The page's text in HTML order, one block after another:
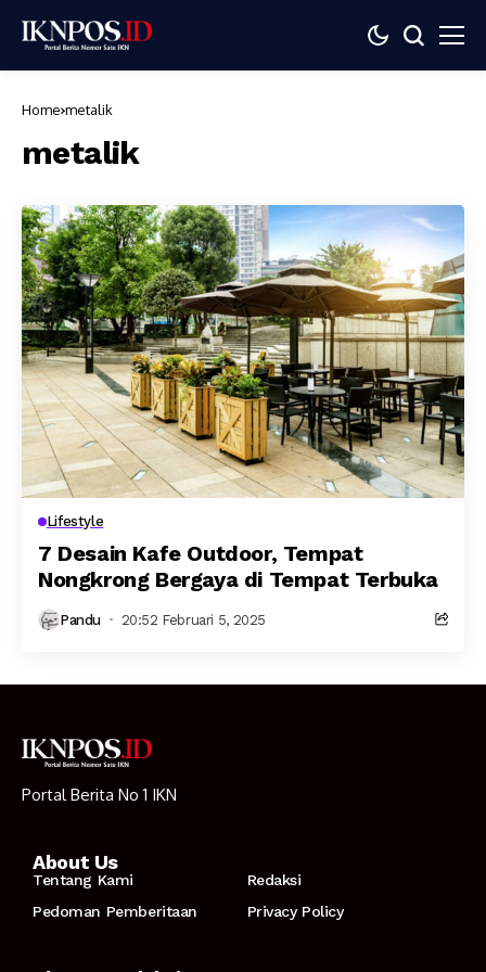
Home metalik
metalik
Lifestyle
7 Desain Kafe Outdoor, Tempat
Nongkrong Bergaya di Tempat Terbuka
Pandu 20:52 Februari 5, 2025
Portal Berita No 1 IKN
About Us
Tentang Kami
Redaksi
Pedoman Pemberitaan
Privacy Policy